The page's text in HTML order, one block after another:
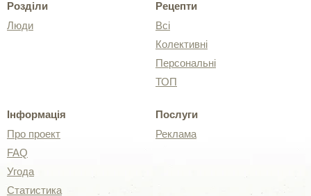
Розділи
Люди
Рецепти
Всі
Колективні
Персональні
ТОП
Інформація
Про проект
FAQ
Угода
Статистика
Послуги
Реклама